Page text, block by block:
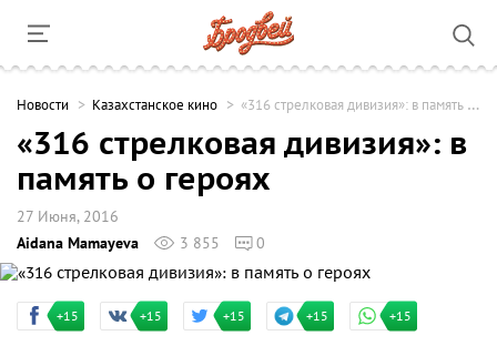
Новости Казахстанское кино «316 стрелковая дивизия»: в память о героях
«316 стрелковая дивизия»: в
память о героях
27 Июня, 2016
Aidana Mamayeva
3 855 0
+15 +15 +15 +15 +15